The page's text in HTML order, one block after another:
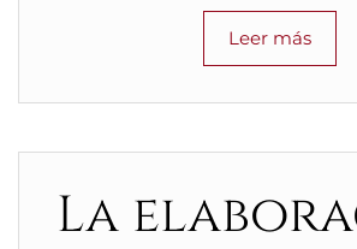
Leer más
La